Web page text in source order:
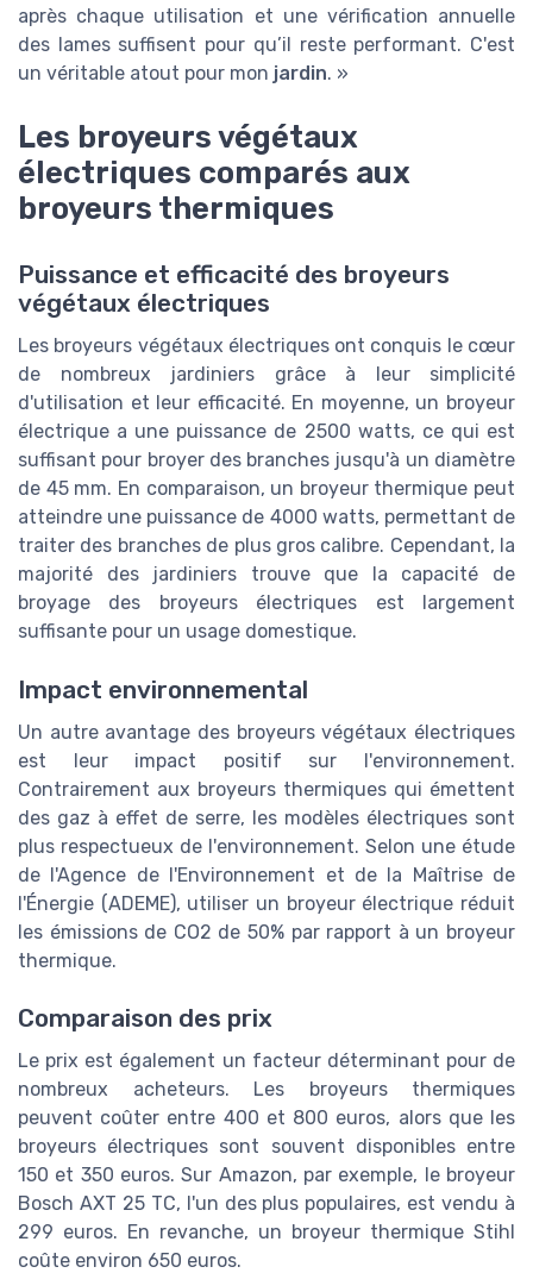
après chaque utilisation et une vérification annuelle
des lames suffisent pour qu’il reste performant. C'est
un véritable atout pour mon jardin. »
Les broyeurs végétaux
électriques comparés aux
broyeurs thermiques
Puissance et efficacité des broyeurs
végétaux électriques
Les broyeurs végétaux électriques ont conquis le cœur
de nombreux jardiniers grâce à leur simplicité
d'utilisation et leur efficacité. En moyenne, un broyeur
électrique a une puissance de 2500 watts, ce qui est
suffisant pour broyer des branches jusqu'à un diamètre
de 45 mm. En comparaison, un broyeur thermique peut
atteindre une puissance de 4000 watts, permettant de
traiter des branches de plus gros calibre. Cependant, la
majorité des jardiniers trouve que la capacité de
broyage des broyeurs électriques est largement
suffisante pour un usage domestique.
Impact environnemental
Un autre avantage des broyeurs végétaux électriques
est leur impact positif sur l'environnement.
Contrairement aux broyeurs thermiques qui émettent
des gaz à effet de serre, les modèles électriques sont
plus respectueux de l'environnement. Selon une étude
de l'Agence de l'Environnement et de la Maîtrise de
l'Énergie (ADEME), utiliser un broyeur électrique réduit
les émissions de CO2 de 50% par rapport à un broyeur
thermique.
Comparaison des prix
Le prix est également un facteur déterminant pour de
nombreux acheteurs. Les broyeurs thermiques
peuvent coûter entre 400 et 800 euros, alors que les
broyeurs électriques sont souvent disponibles entre
150 et 350 euros. Sur Amazon, par exemple, le broyeur
Bosch AXT 25 TC, l'un des plus populaires, est vendu à
299 euros. En revanche, un broyeur thermique Stihl
coûte environ 650 euros.